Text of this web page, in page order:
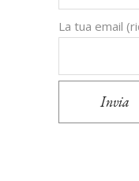
La tua email
Invia